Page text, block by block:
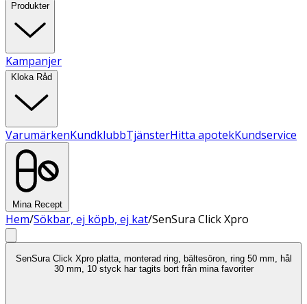
Produkter
Kampanjer
Kloka Råd
VarumärkenKundklubbTjänsterHitta apotekKundservice
Mina Recept
Hem/Sökbar, ej köpb, ej kat/SenSura Click Xpro
SenSura Click Xpro platta, monterad ring, bältesöron, ring 50 mm, hål
30 mm, 10 styck har tagits bort från mina favoriter